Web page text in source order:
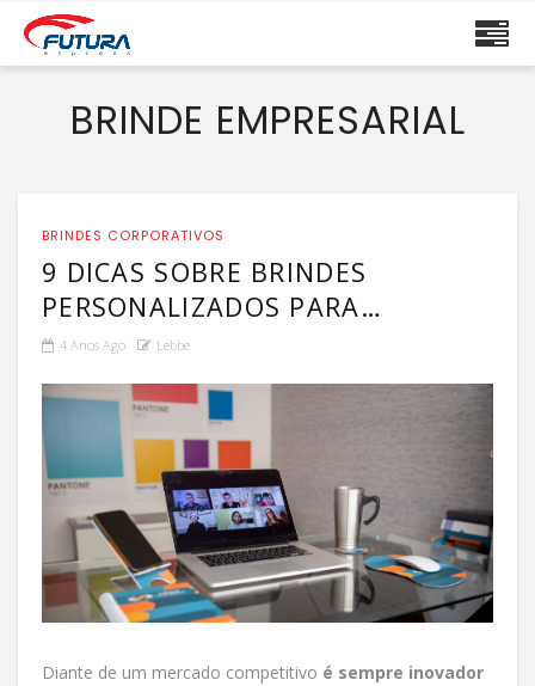
BRINDE EMPRESARIAL
BRINDES CORPORATIVOS
9 DICAS SOBRE BRINDES
PERSONALIZADOS PARA
FORTALECER A SUA MARCA
4 Anos Ago Lebbe
Diante de um mercado competitivo é sempre inovador